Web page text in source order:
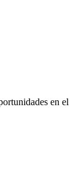
en el